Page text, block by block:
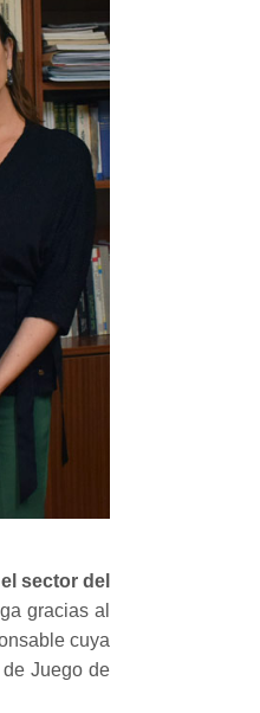
sector del
gracias al
cuya
Juego de